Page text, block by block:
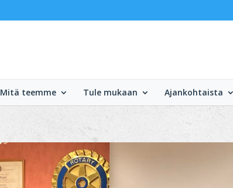
Mitä teemme Tule mukaan Ajankohtaista